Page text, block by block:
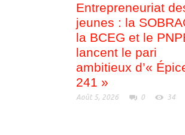
Entrepreneuriat
jeunes : la
la BCEG et le
lancent le pari
ambitieux d’«
241 »
Août 5, 2026 0 34